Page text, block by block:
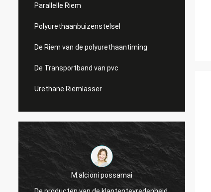
Parallelle Riem
Polyurethaanbuizenstelsel
De Riem van de polyurethaantiming
De Transportband van pvc
Urethane Riemlasser
Mr.Mike